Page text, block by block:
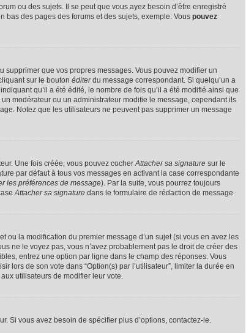
ou des sujets. Il se peut que vous ayez besoin d’être enregistré
des pages des forums et des sujets, exemple: Vous pouvez
supprimer que vos propres messages. Vous pouvez modifier un
sur le bouton éditerdu message correspondant. Si quelqu’un a
qu’il a été édité, le nombre de fois qu’il a été modifié ainsi que
modérateur ou un administrateur modifie le message, cependant ils
Notez que les utilisateurs ne peuvent pas supprimer un message
Une fois créée, vous pouvez cocherAttacher sa signature sur le
par défaut à tous vos messages en activant la case correspondante
les préférences de message). Par la suite, vous pourrez toujours
Attacher sa signature dans le formulaire de rédaction de message.
ou la modification du premier message d’un sujet (si vous en avez les
ne le voyez pas, vous n’avez probablement pas le droit de créer des
entrez une option par ligne dans le champ des réponses. Vous
lors de son vote dans “Option(s) par l’utilisateur”, limiter la durée en
utilisateurs de modifier leur vote.
Si vous avez besoin de spécifier plus d’options, contactez-le.